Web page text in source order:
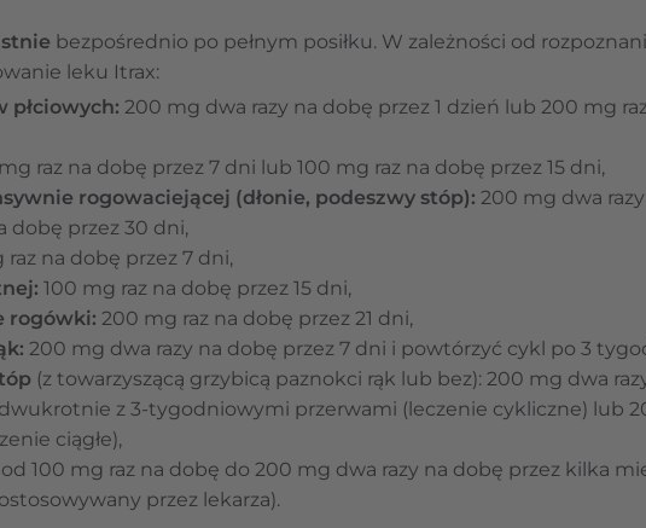
bezpośrednio po pełnym posiłku. W zależności od
leku Itrax:
płciowych: 200 mg dwa razy na dobę przez 1 dzień lub 200 mg
raz na dobę przez 7 dni lub 100 mg raz na dobę przez 15 dni,
rogowaciejącej (dłonie, podeszwy stóp): 200 mg dwa
dobę przez 30 dni,
raz na dobę przez 7 dni,
100 mg raz na dobę przez 15 dni,
rogówki: 200 mg raz na dobę przez 21 dni,
200 mg dwa razy na dobę przez 7 dni i powtórzyć cykl po 3
(z towarzyszącą grzybicą paznokci rąk lub bez): 200 mg dwa
z 3-tygodniowymi przerwami (leczenie cykliczne) lub
ciągłe),
od 100 mg raz na dobę do 200 mg dwa razy na dobę przez kilka
przez lekarza).